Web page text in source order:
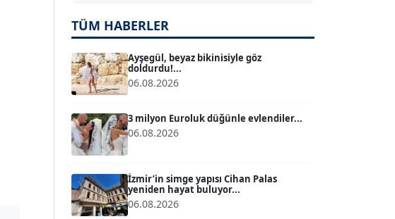
T TUĞÇE TUĞSAVUL BAYSOY
ATİLLA KÖPRÜLÜOĞLU
MERT ERBOY
TÜM HABERLER
Ayşegül, beyaz bikinisiyle göz
doldurdu!...
06.08.2026
3 milyon Euroluk düğünle evlendiler...
06.08.2026
İzmir’in simge yapısı Cihan Palas
yeniden hayat buluyor...
06.08.2026